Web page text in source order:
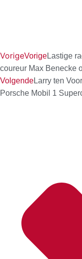
VorigeVorigeLastige
coureur Max Benecke
VolgendeLarry ten
Porsche Mobil 1